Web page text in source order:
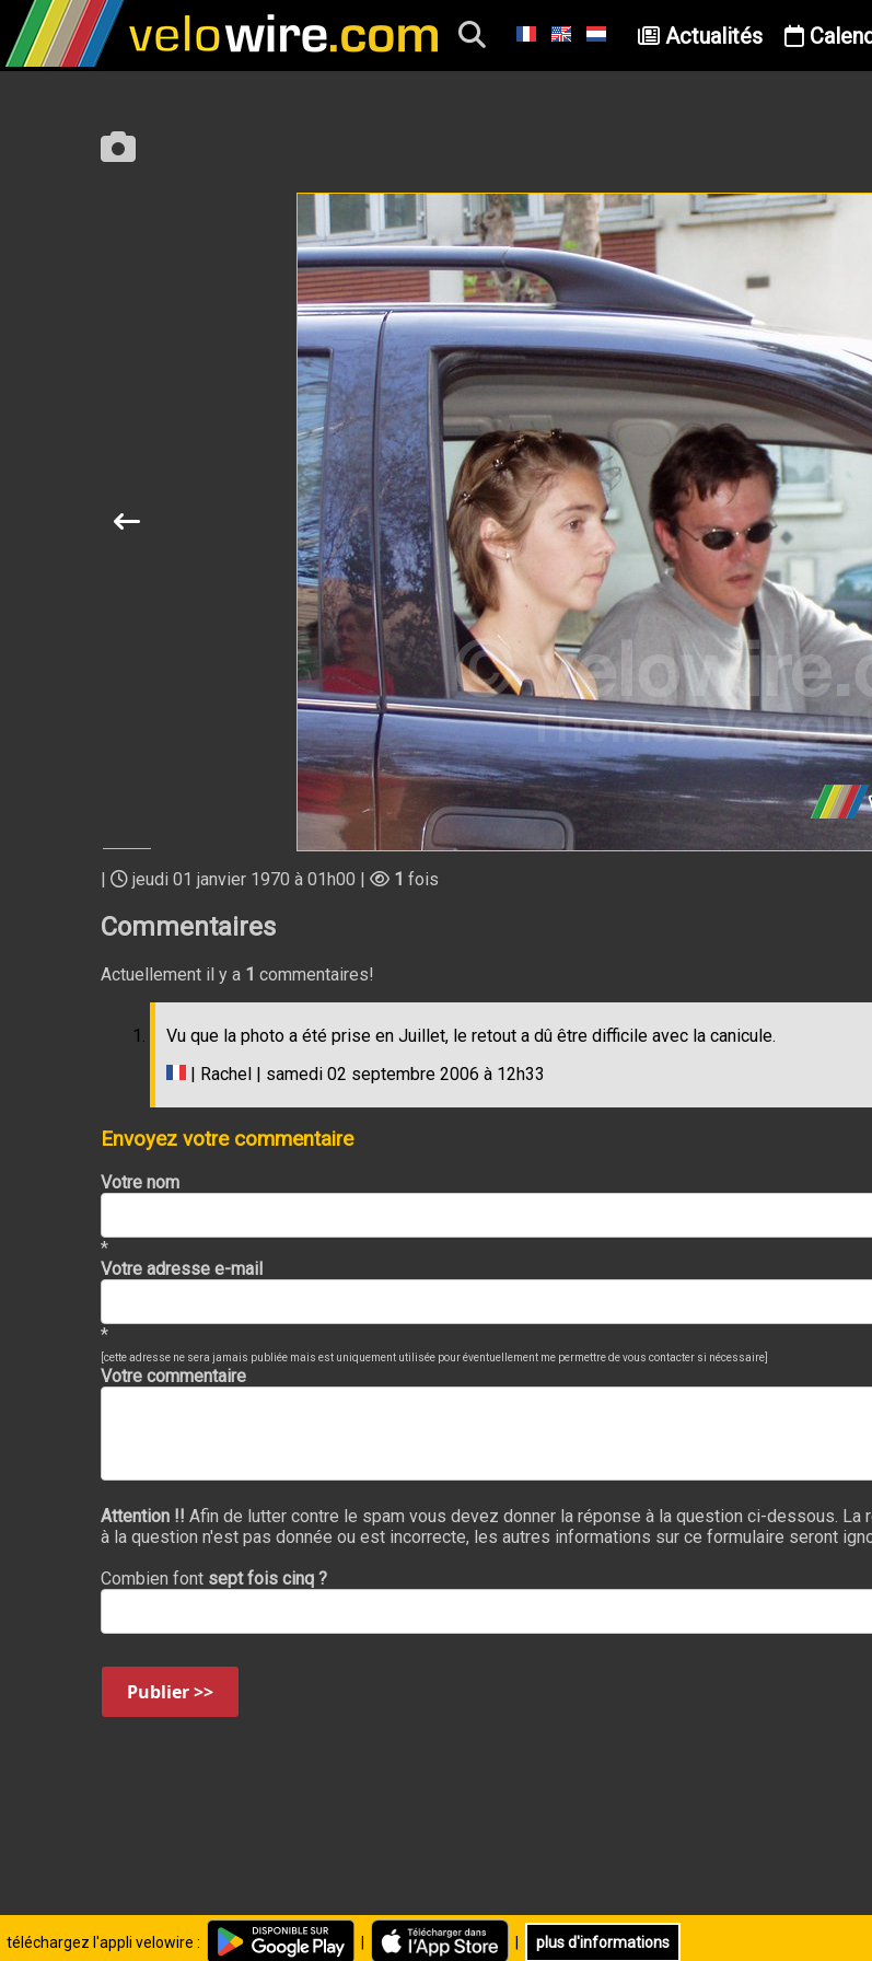
Actualités
téléchargez l'appli velowire : plus d'informations
| jeudi 01 janvier 1970 à 01h00 | 1 fois
Commentaires
Actuellement il y a 1 commentaires!
Vu que la photo a été prise en Juillet, le retout a dû être difficile avec la canicule.
| Rachel | samedi 02 septembre 2006 à 12h33
Envoyez votre commentaire
Votre nom
*
Votre adresse e-mail
*
[cette adresse ne sera jamais publiée mais est uniquement utilisée pour éventuellement me permettre de vous contacter si nécessaire]
Votre commentaire
Attention !! Afin de lutter contre le spam vous devez donner la réponse à la question ci-dessous.
à la question n'est pas donnée ou est incorrecte, les autres informations sur ce formulaire seront
Combien font sept fois cinq ?
Publier >>